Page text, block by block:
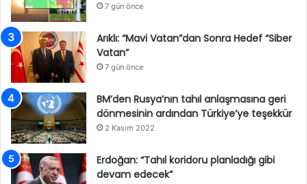
7 gün önce
Arıklı: “Mavi Vatan”dan Sonra Hedef “Siber
Vatan”
7 gün önce
BM’den Rusya’nın tahıl anlaşmasına geri
dönmesinin ardından Türkiye’ye teşekkür
2 Kasım 2022
Erdoğan: “Tahıl koridoru planladığı gibi
devam edecek”